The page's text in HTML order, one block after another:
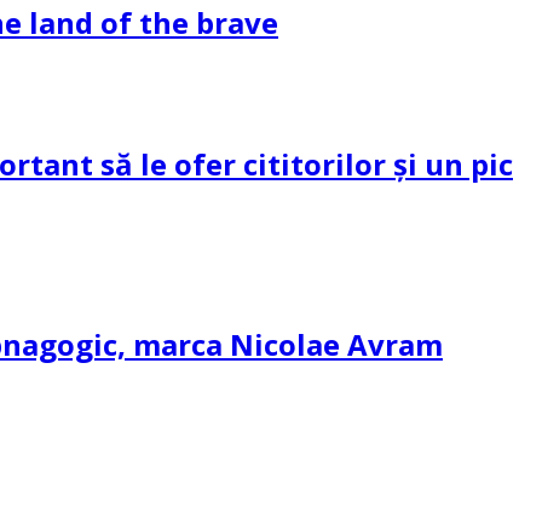
land of the brave
să le ofer cititorilor și un pic
marca Nicolae Avram